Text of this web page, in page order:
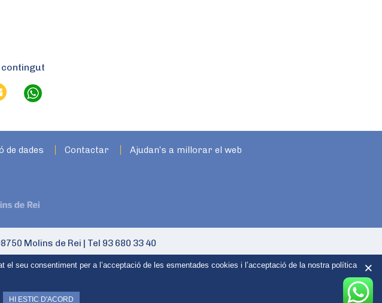
de dades Contactar Ajudan’s a millorar el web
Molins de Rei Tel 93 680 33 40
seu consentiment per a l’acceptació de les esmentades cookies i l’acceptació de la nostra política
HI ESTIC D'ACORD